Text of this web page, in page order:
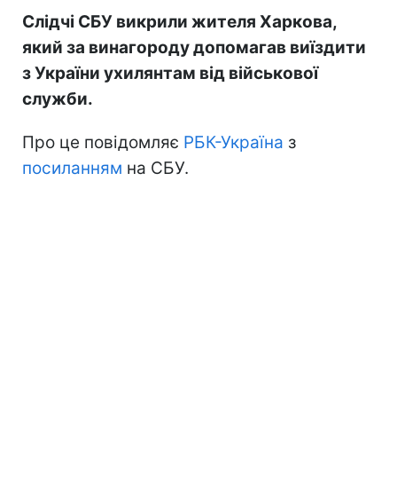
Слідчі СБУ викрили жителя Харкова,
який за винагороду допомагав виїздити
з України ухилянтам від військової
служби.
Про це повідомляє РБК-Україна з
посиланням на СБУ.